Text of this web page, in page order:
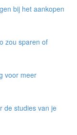
bij het aankopen
zou sparen of
voor meer
de studies van je